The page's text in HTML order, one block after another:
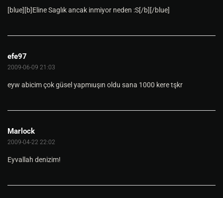
[blue][b]Eline Saglık ancak inmiyor neden :S[/b][/blue]
efe97
2009-06-09 21:03
eyw abicim çok güsel yapmıuşın oldu sana 1000 kere tşkr
Marlock
2009-04-22 22:02
Eyvallah denizim!